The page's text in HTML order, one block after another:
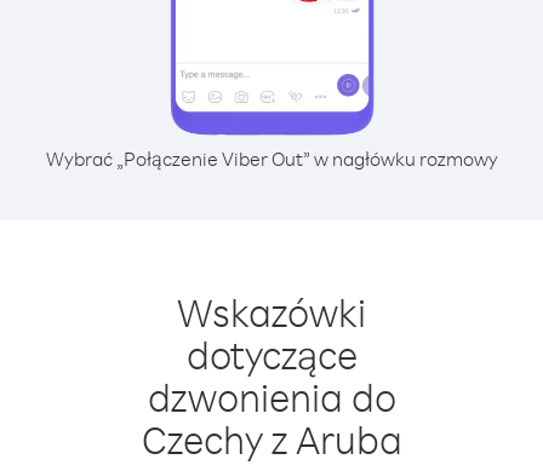
Wybrać „Połączenie Viber Out” w nagłówku rozmowy
Wskazówki
dotyczące
dzwonienia do
Czechy z Aruba